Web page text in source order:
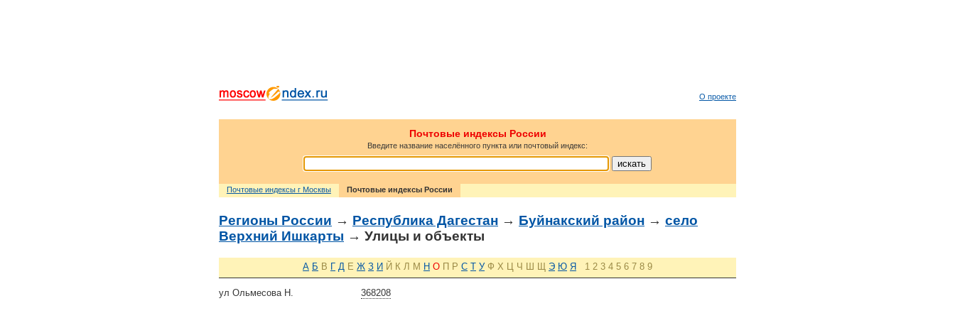
О проекте
Почтовые индексы России
Введите название населённого пункта или почтовый индекс:
Почтовые индексы г Москвы Почтовые индексы России
Регионы России → Республика Дагестан → Буйнакский район → село
Верхний Ишкарты → Улицы и объекты
А Б В Г Д Е Ж З И Й К Л М Н О П Р С Т У Ф Х Ц Ч Ш Щ Э Ю Я 1 2 3 4 5 6 7 8 9
368208
ул Ольмесова Н.